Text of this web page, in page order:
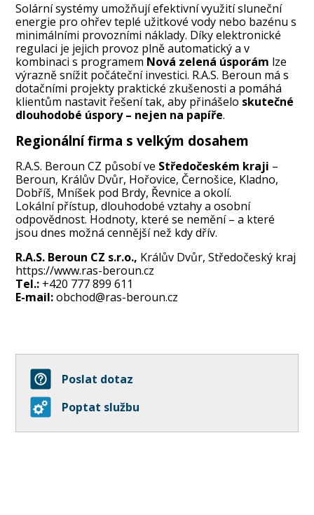
Solární systémy umožňují efektivní využití sluneční
energie pro ohřev teplé užitkové vody nebo bazénu s
minimálními provozními náklady. Díky elektronické
regulaci je jejich provoz plně automatický a v
kombinaci s programem Nová zelená úsporám lze
výrazně snížit počáteční investici. R.A.S. Beroun má s
dotačními projekty praktické zkušenosti a pomáhá
klientům nastavit řešení tak, aby přinášelo skutečné
dlouhodobé úspory – nejen na papíře.
Regionální firma s velkým dosahem
R.A.S. Beroun CZ působí ve Středočeském kraji –
Beroun, Králův Dvůr, Hořovice, Černošice, Kladno,
Dobříš, Mníšek pod Brdy, Řevnice a okolí.
Lokální přístup, dlouhodobé vztahy a osobní
odpovědnost. Hodnoty, které se nemění – a které
jsou dnes možná cennější než kdy dřív.
R.A.S. Beroun CZ s.r.o., Králův Dvůr, Středočeský kraj
https://www.ras-beroun.cz
Tel.: +420 777 899 611
E-mail:obchod@ras-beroun.cz
Poslat dotaz
Poptat službu